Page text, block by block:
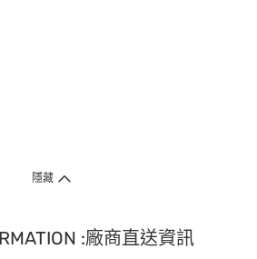
隱藏
:廠商直送資訊